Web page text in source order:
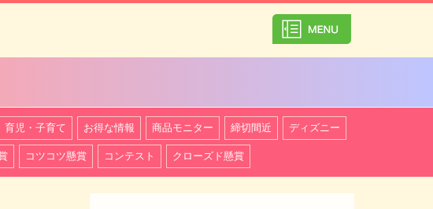
育児・子育て お得な情報 商品モニター 締切間近 ディズニー
コツコツ懸賞 コンテスト クローズド懸賞